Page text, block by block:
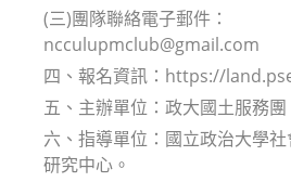
(三)團隊聯絡電子郵件：
ncculupmclub@gmail.com
四、報名資訊：https://
五、主辦單位：政大國土服務團
六、指導單位：國立政治大學
研究中心。